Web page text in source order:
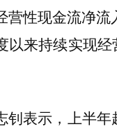
营性现金流净流
以来持续实现
钊表示，上半